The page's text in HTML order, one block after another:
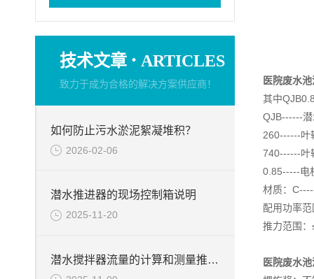
技术文章 · ARTICLES
致力于成为合格的解决方案供应商！
如何防止污水淤泥絮凝堆积？
2026-02-06
潜水推进器的现场控制箱说明
2025-11-20
潜水搅拌器流量的计算和测量推力的试验台介绍
医院废水
其中
QJB------
260------叶
740------叶
0.85-----电
材质：
配用功率
推力范围
医院废水